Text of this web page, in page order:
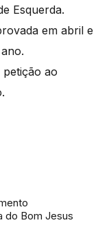
Esquerda.
em abril e
ao
do Bom Jesus